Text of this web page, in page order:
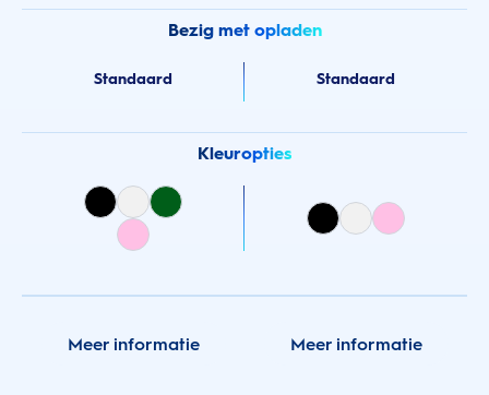
Bezig met opladen
Standaard Standaard
Kleuropties
Meer informatie Meer informatie